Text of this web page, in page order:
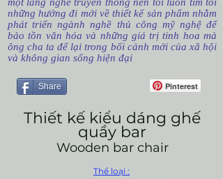
những hướng đi mới về thiết kế sản phẩm nhằm
phát triển ngành nghề thủ công mỹ nghệ để
bảo tồn văn hóa và những giá trị tinh hoa mà
ông cha ta để lại trong bối cảnh mới của xã hội
và không gian sống hiện đại
Share Pinterest
Thiết kế kiểu dáng ghế
quầy bar
Wooden bar chair
Thể loại :